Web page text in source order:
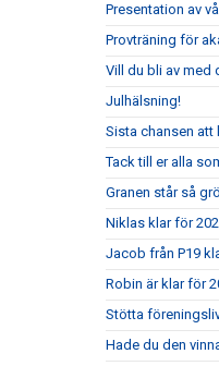
Presentation av
Provträning för
Vill du bli av med
Julhälsning!
Sista chansen
Tack till er alla
Granen står så
Niklas klar för
Jacob från P19
Robin är klar för
Stötta
Hade du den